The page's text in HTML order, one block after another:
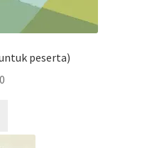
peserta)